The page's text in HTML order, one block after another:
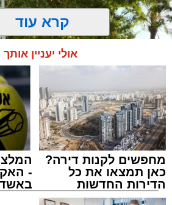
התרמת דם. מדא
מנהל האתר / 21:31 09.08.26
קרא עוד
אולי יעניין
מחפשים לקנות דירה?
כאן תמצאו את כל
הדירות החדשות
למכירה באשדוד >>>
-